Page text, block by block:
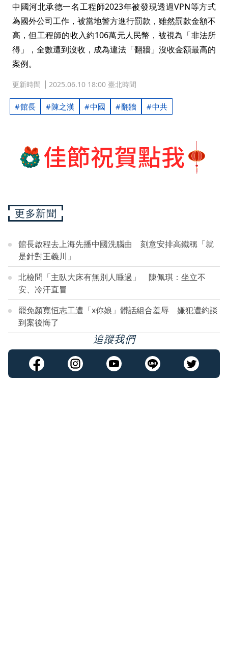
中國河北承德一名工程師2023年被發現透過VPN等方式
為國外公司工作，被當地警方進行罰款，雖然罰款金額不
高，但工程師的收入約106萬元人民幣，被視為「非法所
得」，全數遭到沒收，成為違法「翻牆」沒收金額最高的
案例。
更新時間 2025.06.10 18:00 臺北時間
館長 陳之漢 中國 翻牆 中共
更多新聞
館長啟程去上海先播中國洗腦曲 刻意安排高鐵稱「就
是針對王義川」
北檢問「主臥大床有無別人睡過」 陳佩琪：坐立不
安、冷汗直冒
罷免顏寬恒志工遭「x你娘」髒話組合羞辱 嫌犯遭約談
到案後悔了
追蹤我們